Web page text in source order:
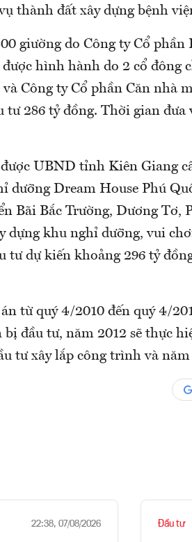
thành đất xây dựng bệnh
giường do Công ty Cổ phần
hình hành do 2 cổ đông
Công ty Cổ phần Căn nhà
tư 286 tỷ đồng. Thời gian
UBND tỉnh Kiên Giang
dưỡng Dream House Phú
Bãi Bắc Trường, Dương Tơ,
dựng khu nghỉ dưỡng, vui
tư dự kiến khoảng 296 tỷ
từ quý 4/2010 đến quý 4/
bị đầu tư, năm 2012 sẽ thực
tư xây lắp công trình và
22:38, 07/08/2026 Đầu tư